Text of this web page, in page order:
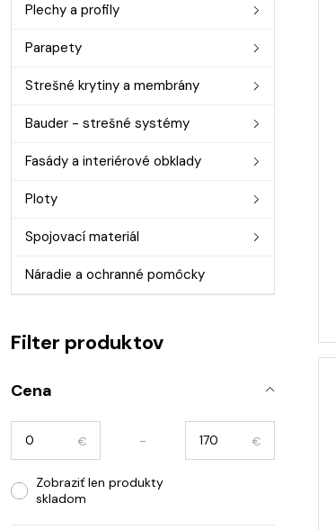
Plechy a profily
Parapety
Strešné krytiny a membrány
Bauder - strešné systémy
Fasády a interiérové obklady
Ploty
Spojovací materiál
Náradie a ochranné pomôcky
Filter produktov
Cena
€ - €
Zobraziť len produkty
skladom